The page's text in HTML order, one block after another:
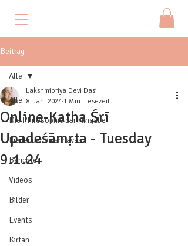
Beitrag
Alle
Die Philosophie der Hingabe
Lieder der Vaishnavas
Berichte
Videos
Bilder
Events
Kirtan
Alle
Online-Katha Śrī
Upadeśāmṛta - Tuesday
9.1.24
Lakshmipriya Devi Dasi
8. Jan. 2024 1 Min. Lesezeit